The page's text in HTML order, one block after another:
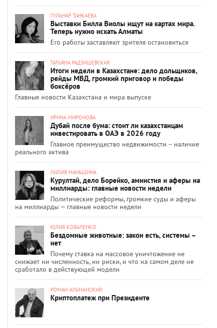
ГУЛЬНАР ТАНКАЕВА
Выставки Билла Виолы ищут на картах мира.
Теперь нужно искать Алматы
Его работы заставляют зрителя остановиться
ТАТЬЯНА РАДЗИШЕВСКАЯ
Итоги недели в Казахстане: дело дольщиков,
рейды МВД, громкий приговор и победы
боксёров
Главные новости Казахстана и мира выпуске
ИРИНА МИРОНОВА
Дубай после бума: стоит ли казахстанцам
инвестировать в ОАЭ в 2026 году
Главное преимущество недвижимости – наличие
реального актива
ЛИЛИЯ МАНЬШИНА
Курултай, дело Борейко, амнистия и аферы на
миллиарды: главные новости недели
Политические реформы, громкие суды и аферы
на миллиарды — главные новости недели
ЮЛИЯ КОВАЛЕНКО
Бездомные животные: закон есть, системы –
нет
Почему ставка на массовое уничтожение не
снижает ни численность, ни риски, и что на самом деле не
сработало в действующей модели
РОМАН АЛЬМАНСКИЙ
Криптоплатеж при Президенте